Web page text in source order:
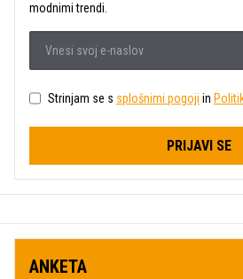
modnimi trendi.
Strinjam se s splošnimi pogoji in
PRIJAVI SE
ANKETA